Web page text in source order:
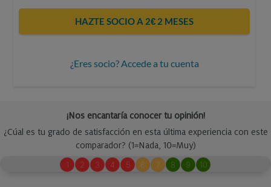
HAZTE SOCIO A 2€ 2 MESES
¿Eres socio? Accede a tu cuenta